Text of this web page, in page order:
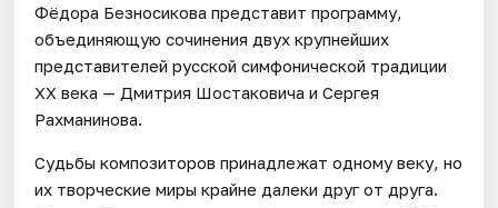
Фёдора Безносикова представит программу,
объединяющую сочинения двух крупнейших
представителей русской симфонической традиции
XX века — Дмитрия Шостаковича и Сергея
Рахманинова.
Судьбы композиторов принадлежат одному веку, но
их творческие миры крайне далеки друг от друга.